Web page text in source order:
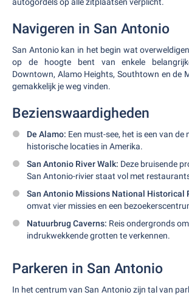
Navigeren in San Antonio
San Antonio kan in het begin wat
op de hoogte bent van enkele
Downtown, Alamo Heights, Southtown en de
gemakkelijk je weg vinden.
Bezienswaardigheden
De Alamo: Een must-see, het is een van de
historische locaties in Amerika.
San Antonio River Walk: Deze bruisende
San Antonio-rivier staat vol met
San Antonio Missions National Historical
omvat vier missies en een
Natuurbrug Caverns: Reis ondergronds
indrukwekkende grotten te verkennen.
Parkeren in San Antonio
In het centrum van San Antonio zijn tal van